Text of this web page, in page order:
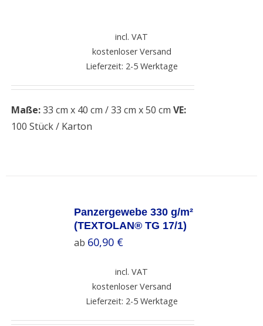
incl. VAT
kostenloser Versand
Lieferzeit: 2-5 Werktage
Maße:33 cm x 40 cm / 33 cm x 50 cm VE:
100 Stück / Karton
Panzergewebe 330 g/m²
(TEXTOLAN® TG 17/1)
ab 60,90 €
incl. VAT
kostenloser Versand
Lieferzeit: 2-5 Werktage